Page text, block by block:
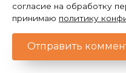
согласие на обработку
принимаю политику